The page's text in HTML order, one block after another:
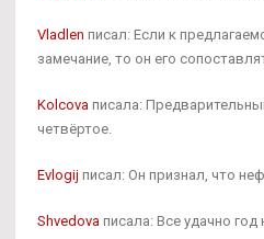
Vladlen писал: Если к
замечание, то он его
Kolcova писала:
четвёртое.
Evlogij писал: Он признал, что
Shvedova писала: Все удачно год